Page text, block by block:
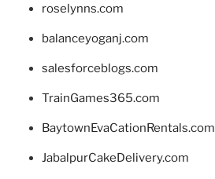
roselynns.com
balanceyoganj.com
salesforceblogs.com
TrainGames365.com
BaytownEvaCationRentals.com
JabalpurCakeDelivery.com